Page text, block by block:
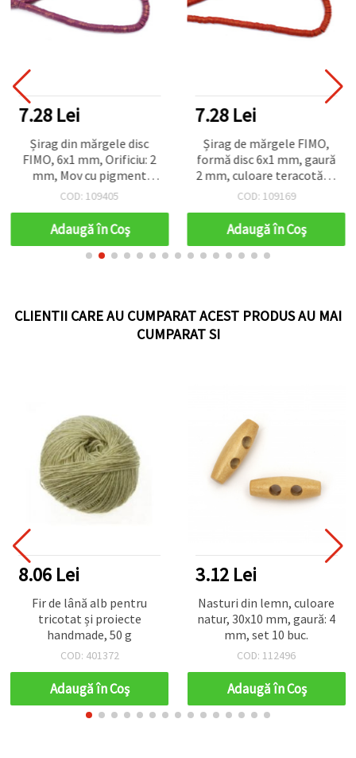
7.28 Lei
Șirag din mărgele disc
FIMO, 6x1 mm, Orificiu: 2
mm, Mov cu pigment
auriu ~ 350 bucăți, pentru
COD: 109405
Adaugă în Coş
7.28 Lei
Șirag de mărgele FIMO,
formă disc 6x1 mm, gaură
2 mm, culoare teracotă cu
pigment auriu, ~350 buc.
COD: 109169
Adaugă în Coş
CLIENTII CARE AU CUMPARAT ACEST PRODUS AU MAI
CUMPARAT SI
8.06 Lei
Fir de lână alb pentru
tricotat și proiecte
handmade, 50 g
COD: 401372
Adaugă în Coş
3.12 Lei
Nasturi din lemn, culoare
natur, 30x10 mm, gaură: 4
mm, set 10 buc.
COD: 112496
Adaugă în Coş